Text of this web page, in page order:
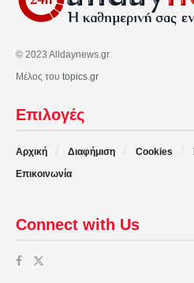
© 2023 Alldaynews.gr
Μέλος του topics.gr
Επιλογές
Αρχική Διαφήμιση Cookies
Επικοινωνία
Connect with Us